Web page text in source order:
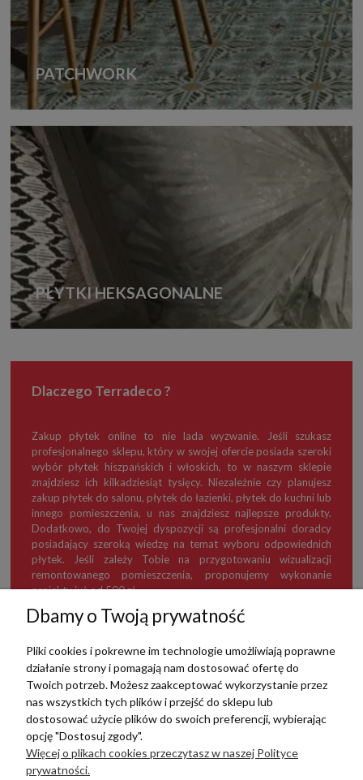
PATCHWORK
PŁYTKI HEKSAGONALNE
Dlaczego Terradeco ?
Zakup płytek online to nie lada wyzwanie. Jeśli szukasz
profesjonalnego sklepu, który w swojej ofercie posiada szeroki
wybór płytek hiszpańskich i włoskich, to w naszym sklepie
znajdziesz ich kilkadziesiąt tysięcy. Niezależnie czy planujesz
zakup płytek do salonu, płytek do łazienki, płytek do kuchni lub
innego pomieszczenia, u nas znajdziesz najlepsze produkty.
Dodatkowo, do Twojej dyspozycji są profesjonalni doradcy
posiadający szeroką wiedzę na temat wyboru odpowiednich
płytek. Jeśli zależy Tobie na przygotowaniu wizualizacji
remontowanego pomieszczenia, proponujemy wykonanie
projektu już od 500 zł.
TERRADECO
BAZA WIEDZY
PŁATNOŚCI I DOSTAWA
Dbamy o Twoją prywatność
Pliki cookies i pokrewne im technologie umożliwiają poprawne
działanie strony i pomagają nam dostosować ofertę do
Twoich potrzeb. Możesz zaakceptować wykorzystanie przez
nas wszystkich tych plików i przejść do sklepu lub
dostosować użycie plików do swoich preferencji, wybierając
opcję "Dostosuj zgody".
Więcej o plikach cookies przeczytasz w naszej Polityce
prywatności.